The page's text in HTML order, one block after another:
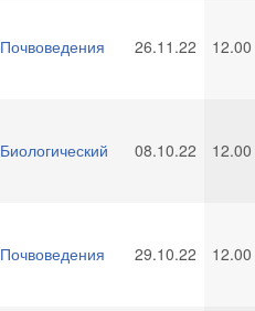
Почвоведения 26.11.22 12.00
Биологический 08.10.22 12.00
Почвоведения 29.10.22 12.00